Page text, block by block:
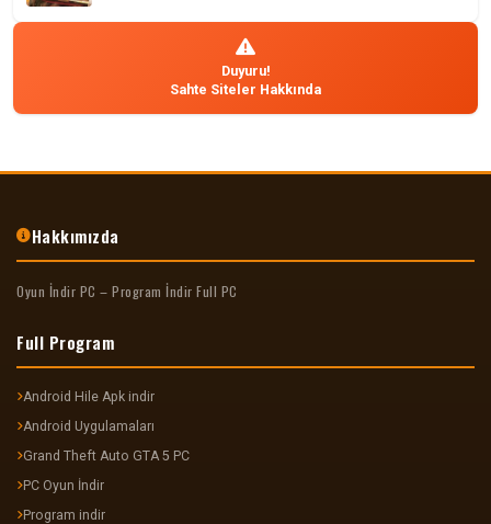
Duyuru!
Sahte Siteler Hakkında
Hakkımızda
Oyun İndir PC – Program İndir Full PC
Full Program
Android Hile Apk indir
Android Uygulamaları
Grand Theft Auto GTA 5 PC
PC Oyun İndir
Program indir